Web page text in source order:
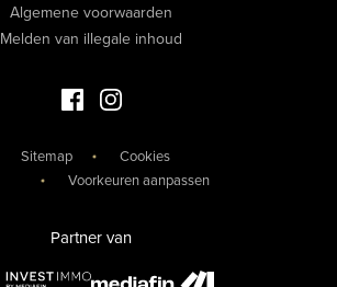
Algemene voorwaarden
Melden van illegale inhoud
Facebook Luxevastgoed
Instagram Luxevastgoed
Sitemap
Cookies
Voorkeuren aanpassen
Partner van